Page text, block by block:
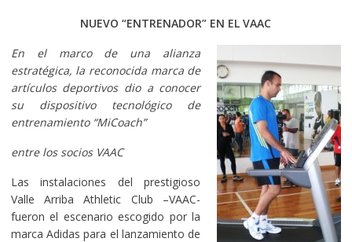
NUEVO “ENTRENADOR” EN EL VAAC
En el marco de una alianza
estratégica, la reconocida marca de
artículos deportivos dio a conocer
su dispositivo tecnológico de
entrenamiento “MiCoach”
entre los socios VAAC
Las instalaciones del prestigioso
Valle Arriba Athletic Club –VAAC-
fueron el escenario escogido por la
marca Adidas para el lanzamiento de